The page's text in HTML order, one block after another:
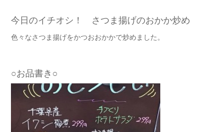
今日のイチオシ！ さつま揚げのおかか炒め
色々なさつま揚げをかつおおかかで炒めました。
○お品書き○